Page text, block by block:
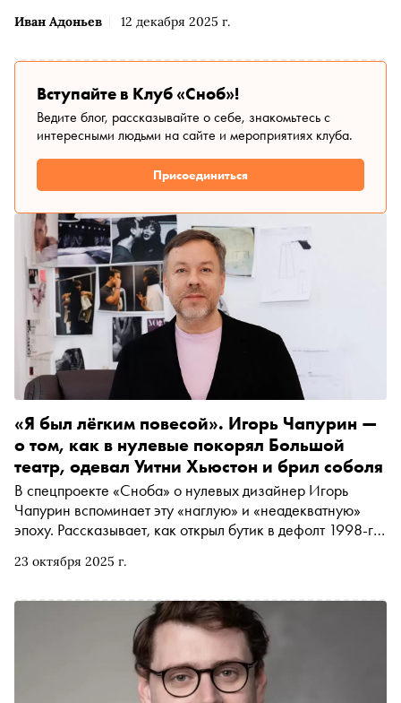
Иван Адоньев 12 декабря 2025 г.
Вступайте в Клуб «Сноб»!
Ведите блог, рассказывайте о себе, знакомьтесь с
интересными людьми на сайте и мероприятиях клуба.
Присоединиться
23 октября 2025 г.
«Я был лёгким повесой». Игорь Чапурин —
о том, как в нулевые покорял Большой
театр, одевал Уитни Хьюстон и брил соболя
В спецпроекте «Сноба» о нулевых дизайнер Игорь
Чапурин вспоминает эту «наглую» и «неадекватную»
эпоху. Рассказывает, как открыл бутик в дефолт 1998-го,
драгоценного соболя, пропитывал мех стеклом,
Меньшикова и как, танцуя до утра в «Дягилеве»,
успевал строить империю, даже не осознавая этого